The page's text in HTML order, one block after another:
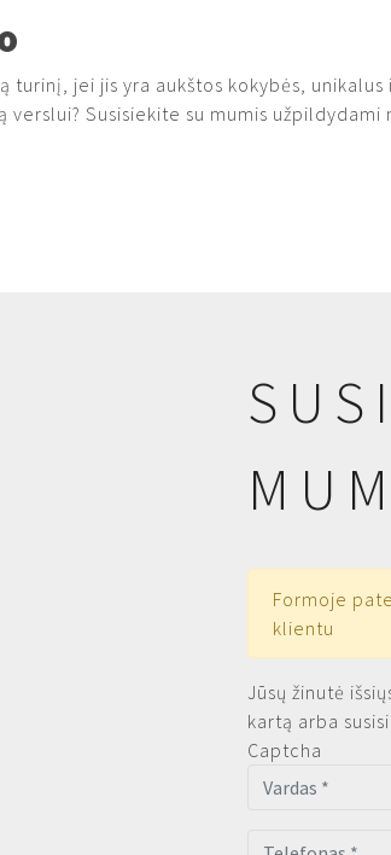
jei jis yra aukštos kokybės,
Susisiekite su mumis
Formoje
klientu
Jūsų žinutė
kartą arba
Captcha